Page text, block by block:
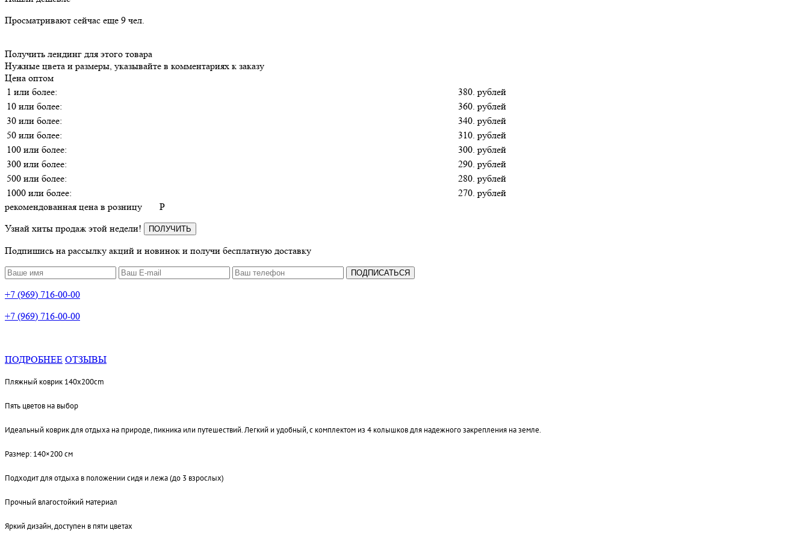
Просматривают сейчас еще 9 чел.
Получить лендинг для этого товара
Нужные цвета и размеры, указывайте в комментариях к заказу
Цена оптом
1 или более:
380. рублей
10 или более:
360. рублей
30 или более:
340. рублей
50 или более:
310. рублей
100 или более:
300. рублей
300 или более:
290. рублей
500 или более:
280. рублей
1000 или более:
270. рублей
рекомендованная цена в розницу
P
Узнай хиты продаж этой недели!
ПОЛУЧИТЬ
Подпишись на рассылку акций и новинок и получи бесплатную доставку
ПОДПИСАТЬСЯ
+7 (969) 716-00-00
+7 (969) 716-00-00
ПОДРОБНЕЕ ОТЗЫВЫ
Пляжный коврик 140х200cm
Пять цветов на выбор
Идеальный коврик для отдыха на природе, пикника или путешествий. Легкий и удобный, с комплектом из 4 колышков для надежного закрепления на земле.
Размер: 140×200 см
Подходит для отдыха в положении сидя и лежа (до 3 взрослых)
Прочный влагостойкий материал
Яркий дизайн, доступен в пяти цветах